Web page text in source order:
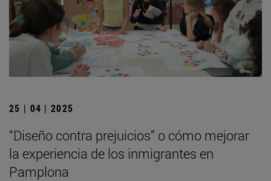
25 | 04 | 2025
“Diseño contra prejuicios” o cómo mejorar
la experiencia de los inmigrantes en
Pamplona